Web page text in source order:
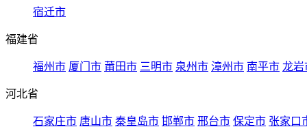
宿迁市
福建省
福州市 厦门市 莆田市 三明市 泉州市 漳州市 南平市 龙岩
河北省
石家庄市 唐山市 秦皇岛市 邯郸市 邢台市 保定市 张家口